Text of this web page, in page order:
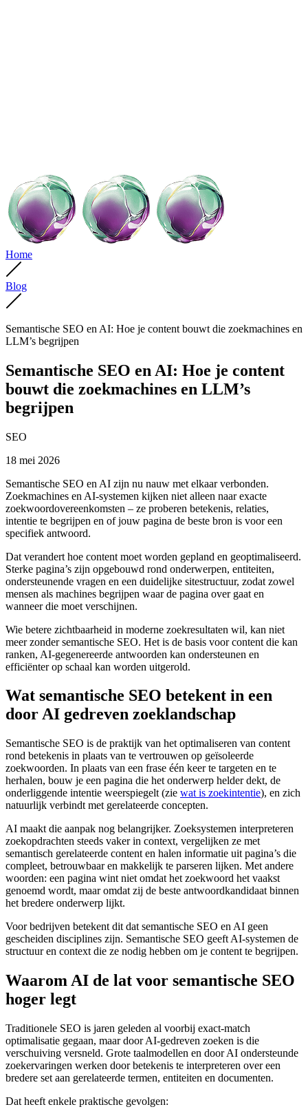
Home
Blog
Semantische SEO en AI: Hoe je content bouwt die zoekmachines en
LLM’s begrijpen
Semantische SEO en AI: Hoe je content
bouwt die zoekmachines en LLM’s
begrijpen
SEO
18 mei 2026
Semantische SEO en AI zijn nu nauw met elkaar verbonden.
Zoekmachines en AI-systemen kijken niet alleen naar exacte
zoekwoordovereenkomsten – ze proberen betekenis, relaties,
intentie te begrijpen en of jouw pagina de beste bron is voor een
specifiek antwoord.
Dat verandert hoe content moet worden gepland en geoptimaliseerd.
Sterke pagina’s zijn opgebouwd rond onderwerpen, entiteiten,
ondersteunende vragen en een duidelijke sitestructuur, zodat zowel
mensen als machines begrijpen waar de pagina over gaat en
wanneer die moet verschijnen.
Wie betere zichtbaarheid in moderne zoekresultaten wil, kan niet
meer zonder semantische SEO. Het is de basis voor content die kan
ranken, AI-gegenereerde antwoorden kan ondersteunen en
efficiënter op schaal kan worden uitgerold.
Wat semantische SEO betekent in een
door AI gedreven zoeklandschap
Semantische SEO is de praktijk van het optimaliseren van content
rond betekenis in plaats van te vertrouwen op geïsoleerde
zoekwoorden. In plaats van een frase één keer te targeten en te
herhalen, bouw je een pagina die het onderwerp helder dekt, de
onderliggende intentie weerspiegelt (zie wat is zoekintentie), en zich
natuurlijk verbindt met gerelateerde concepten.
AI maakt die aanpak nog belangrijker. Zoeksystemen interpreteren
zoekopdrachten steeds vaker in context, vergelijken ze met
semantisch gerelateerde content en halen informatie uit pagina’s die
compleet, betrouwbaar en makkelijk te parseren lijken. Met andere
woorden: een pagina wint niet omdat het zoekwoord het vaakst
genoemd wordt, maar omdat zij de beste antwoordkandidaat binnen
het bredere onderwerp lijkt.
Voor bedrijven betekent dit dat semantische SEO en AI geen
gescheiden disciplines zijn. Semantische SEO geeft AI-systemen de
structuur en context die ze nodig hebben om je content te begrijpen.
Waarom AI de lat voor semantische SEO
hoger legt
Traditionele SEO is jaren geleden al voorbij exact-match
optimalisatie gegaan, maar door AI-gedreven zoeken is die
verschuiving versneld. Grote taalmodellen en door AI ondersteunde
zoekervaringen werken door betekenis te interpreteren over een
bredere set aan gerelateerde termen, entiteiten en documenten.
Dat heeft enkele praktische gevolgen: